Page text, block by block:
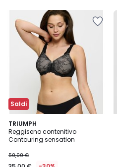
Saldi
TRIUMPH
Reggiseno contenitivo
Contouring sensation
50,00 €
4,5
/ 5
2
Colori